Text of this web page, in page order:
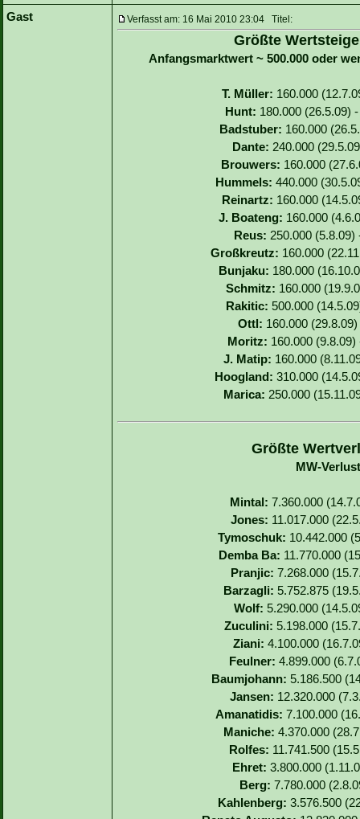
Gast
Verfasst am: 16 Mai 2010 23:04 Titel:
Größte
Anfangsmarktwert ~ 500.000 oder
T. Müller: 160.000
Hunt: 180.000 (26.5.09)
Badstuber: 160.000
Dante: 240.000
Brouwers: 160.000
Hummels: 440.000
Reinartz: 160.000
J. Boateng: 160.000
Reus: 250.000
Großkreutz: 160.000
Bunjaku: 180.000
Schmitz: 160.000
Rakitic:500.000
Ottl: 160.000
Moritz: 160.000
J. Matip: 160.000
Hoogland: 310.000
Marica: 250.000
Größte
MW-
Mintal: 7.360.000
Jones: 11.017.000
Tymoschuk: 10.442.000
Demba Ba: 11.770.000
Pranjic: 7.268.000
Barzagli:5.752.875
Wolf:5.290.000
Zuculini:5.198.000
Ziani:4.100.000
Feulner: 4.899.000
Baumjohann: 5.186.500
Jansen: 12.320.000
Amanatidis: 7.100.000
Maniche: 4.370.000
Rolfes: 11.741.500
Ehret: 3.800.000
Berg: 7.780.000
Kahlenberg: 3.576.500